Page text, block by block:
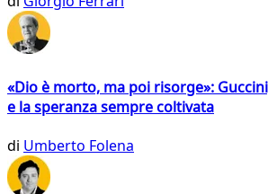
«Dio è morto, ma poi risorge»:
e la speranza sempre coltivata
di Umberto Folena